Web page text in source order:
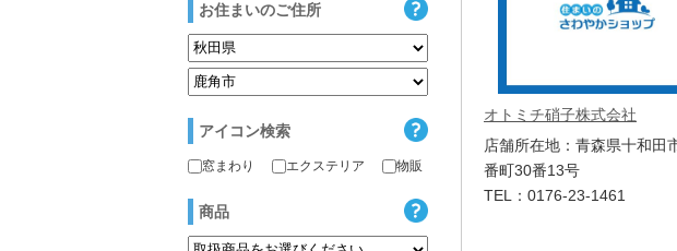
オトミチ硝子株式会社
店舗所在地：青森県十和田
番町30番13号
TEL：0176-23-1461
お住まいのご住所
アイコン検索
窓まわり エクステリア 物販
商品